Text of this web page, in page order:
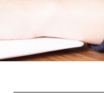
求人情報